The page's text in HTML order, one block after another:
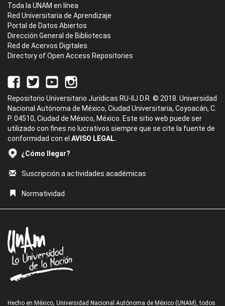
Toda la UNAM en línea
Red Universitaria de Aprendizaje
Portal de Datos Abiertos
Dirección General de Bibliotecas
Red de Acervos Digitales
Directory of Open Access Repositories
Repositorio Universitario Jurídicas RU-IIJ D.R. © 2018. Universidad
Nacional Autónoma de México, Ciudad Universitaria, Coyoacán, C.
P. 04510, Ciudad de México, México. Este sitio web puede ser
utilizado con fines no lucrativos siempre que se cite la fuente de
conformidad con el AVISO LEGAL.
¿Cómo llegar?
Suscripción a actividades académicas
Normatividad
Hecho en México, Universidad Nacional Autónoma de México (UNAM), todos